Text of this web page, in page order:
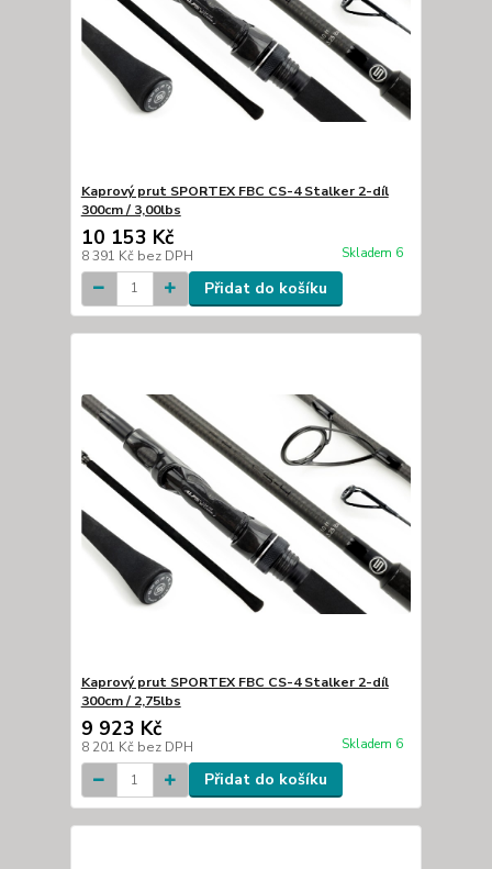
Kaprový prut SPORTEX FBC CS-4 Stalker 2-díl
300cm / 3,00lbs
10 153 Kč
8 391 Kč bez DPH Skladem 6
Přidat do košíku
Kaprový prut SPORTEX FBC CS-4 Stalker 2-díl
300cm / 2,75lbs
9 923 Kč
8 201 Kč bez DPH Skladem 6
Přidat do košíku